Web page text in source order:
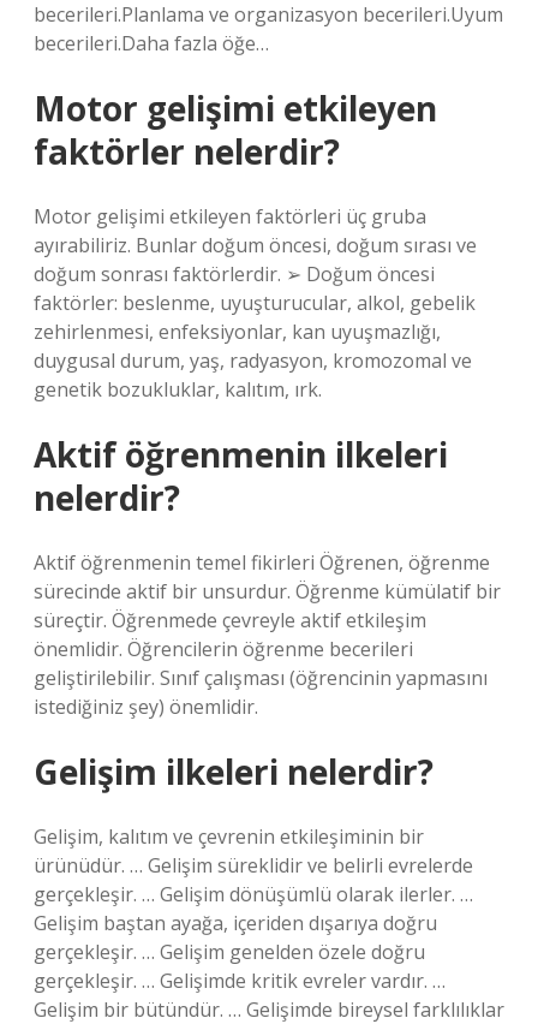
becerileri.Planlama ve organizasyon becerileri.Uyum
becerileri.Daha fazla öğe…
Motor gelişimi etkileyen
faktörler nelerdir?
Motor gelişimi etkileyen faktörleri üç gruba
ayırabiliriz. Bunlar doğum öncesi, doğum sırası ve
doğum sonrası faktörlerdir. ➢ Doğum öncesi
faktörler: beslenme, uyuşturucular, alkol, gebelik
zehirlenmesi, enfeksiyonlar, kan uyuşmazlığı,
duygusal durum, yaş, radyasyon, kromozomal ve
genetik bozukluklar, kalıtım, ırk.
Aktif öğrenmenin ilkeleri
nelerdir?
Aktif öğrenmenin temel fikirleri Öğrenen, öğrenme
sürecinde aktif bir unsurdur. Öğrenme kümülatif bir
süreçtir. Öğrenmede çevreyle aktif etkileşim
önemlidir. Öğrencilerin öğrenme becerileri
geliştirilebilir. Sınıf çalışması (öğrencinin yapmasını
istediğiniz şey) önemlidir.
Gelişim ilkeleri nelerdir?
Gelişim, kalıtım ve çevrenin etkileşiminin bir
ürünüdür. … Gelişim süreklidir ve belirli evrelerde
gerçekleşir. … Gelişim dönüşümlü olarak ilerler. …
Gelişim baştan ayağa, içeriden dışarıya doğru
gerçekleşir. … Gelişim genelden özele doğru
gerçekleşir. … Gelişimde kritik evreler vardır. …
Gelişim bir bütündür. … Gelişimde bireysel farklılıklar